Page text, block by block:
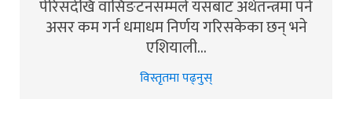
पेरिसदेखि वासिङटनसम्मले यसबाट अर्थतन्त्रमा पर्ने
असर कम गर्न धमाधम निर्णय गरिसकेका छन् भने
एशियाली…
विस्तृतमा पढ्नुस्